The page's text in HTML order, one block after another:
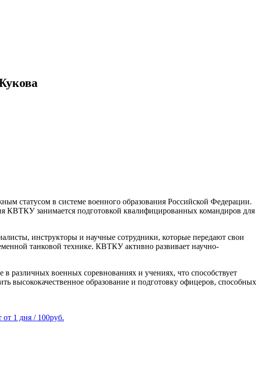
статусом в системе военного образования Российской Федерации.
КВТКУ занимается подготовкой квалифицированных командиров для
инструкторы и научные сотрудники, которые передают свои
танковой технике. КВТКУ активно развивает научно-
различных военных соревнованиях и учениях, что способствует
высококачественное образование и подготовку офицеров, способных
от 1 дня / 100руб.